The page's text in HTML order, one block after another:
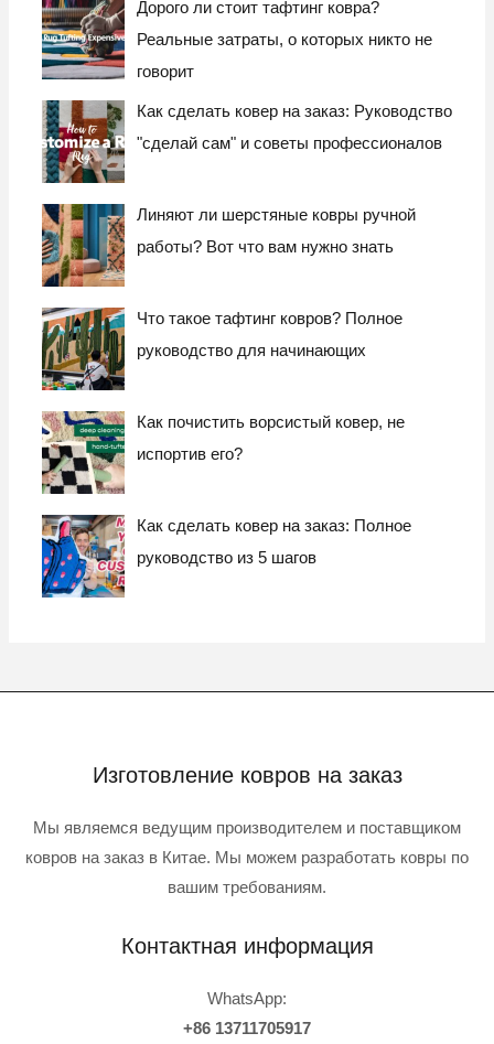
Дорого ли стоит тафтинг ковра?
Реальные затраты, о которых никто не
говорит
Как сделать ковер на заказ: Руководство
"сделай сам" и советы профессионалов
Линяют ли шерстяные ковры ручной
работы? Вот что вам нужно знать
Что такое тафтинг ковров? Полное
руководство для начинающих
Как почистить ворсистый ковер, не
испортив его?
Как сделать ковер на заказ: Полное
руководство из 5 шагов
Изготовление ковров на заказ
Мы являемся ведущим производителем и поставщиком
ковров на заказ в Китае. Мы можем разработать ковры по
вашим требованиям.
Контактная информация
WhatsApp:
+86 13711705917